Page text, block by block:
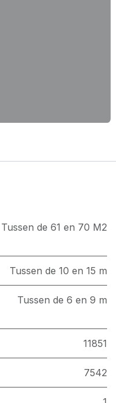
Tussen de 61 en 70 M2
Tussen de 10 en 15 m
Tussen de 6 en 9 m
11851
7542